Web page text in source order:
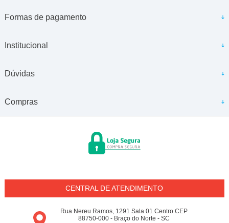
Formas de pagamento
Institucional
Dúvidas
Compras
CENTRAL DE ATENDIMENTO
Rua Nereu Ramos, 1291 Sala 01 Centro CEP
88750-000 - Braço do Norte - SC